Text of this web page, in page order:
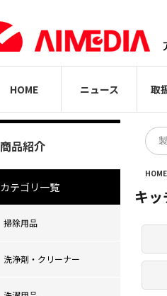
HOME ニュース 取
商品紹介
カテゴリ一覧
掃除用品
洗浄剤・クリーナー
キ